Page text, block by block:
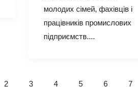
молодих сімей, фахівців і
працівників промислових
підприємств....
2 3 4 5 6 7